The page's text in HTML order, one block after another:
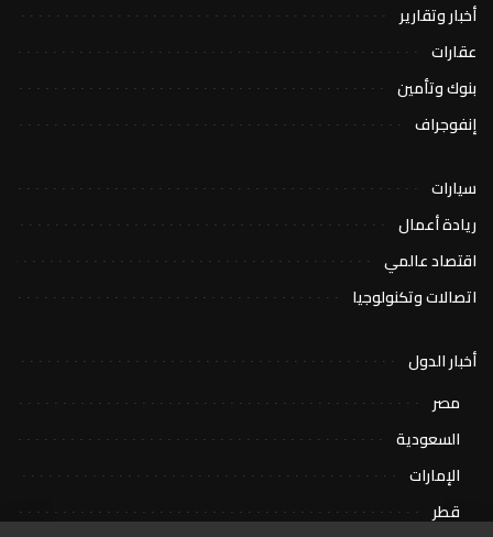
أخبار وتقارير
عقارات
بنوك وتأمين
إنفوجراف
سيارات
ريادة أعمال
اقتصاد عالمي
اتصالات وتكنولوجيا
أخبار الدول
مصر
السعودية
الإمارات
قطر